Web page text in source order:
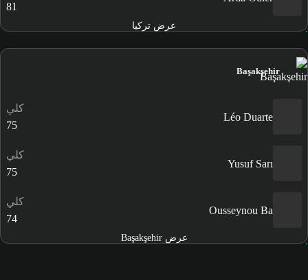
81
عرض تركيا
Başakşehir
Léo Duarte
كلي
75
Yusuf Sarı
كلي
75
Ousseynou Ba
كلي
74
عرض Başakşehir